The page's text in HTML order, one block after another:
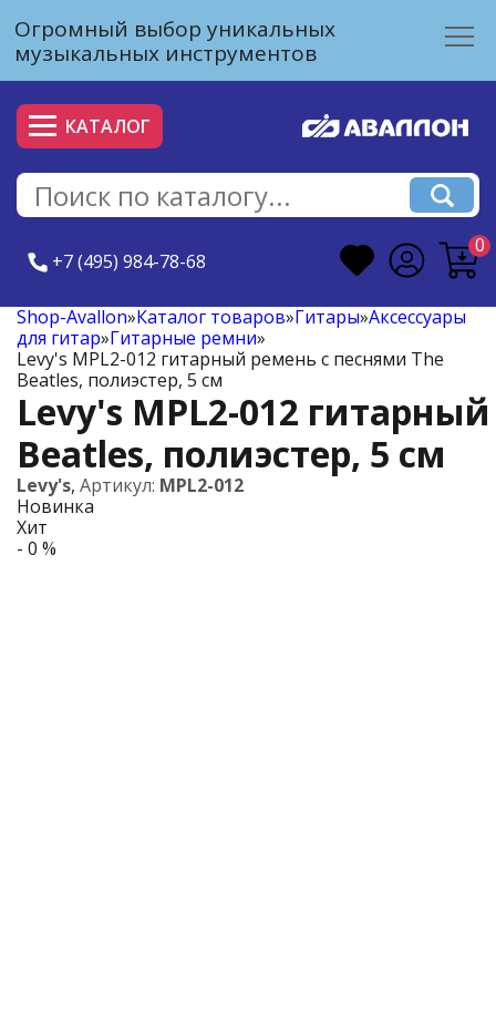
Огромный выбор уникальных
музыкальных инструментов
КАТАЛОГ
+7 (495) 984-78-68
0
Shop-Avallon»Каталог товаров»Гитары»Аксессуары
для гитар»Гитарные ремни»
Levy's MPL2-012 гитарный ремень с песнями The
Beatles, полиэстер, 5 см
Levy's MPL2-012
Beatles, полиэстер, 5 см
Levy's, Артикул: MPL2-012
Новинка
Хит
- 0 %